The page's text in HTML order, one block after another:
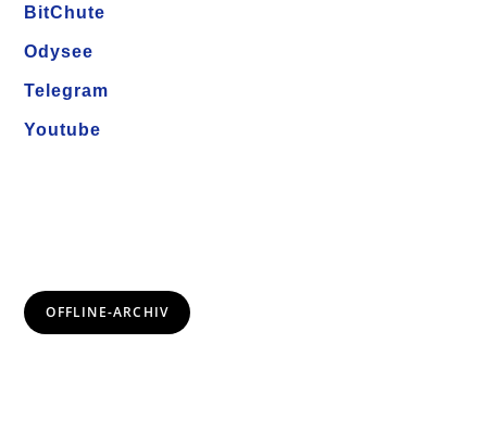
BitChute
Odysee
Telegram
Youtube
OFFLINE-ARCHIV